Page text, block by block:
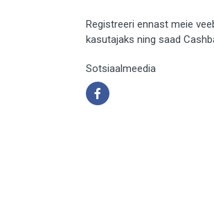
Registreeri ennast meie
kasutajaks ning saad
Sotsiaalmeedia